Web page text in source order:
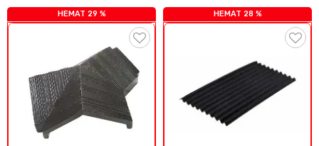
HEMAT 29 % HEMAT 28 %